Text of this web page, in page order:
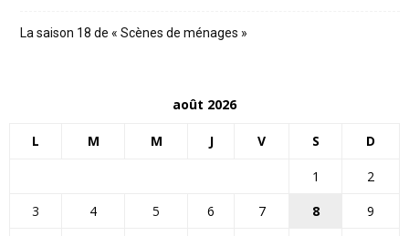
La saison 18 de « Scènes de ménages »
août 2026
L M M J V S D
1
2
3
4 5 6 7 8
9